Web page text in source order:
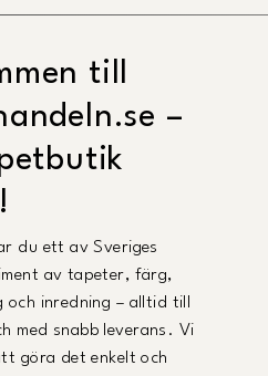
till
–
du ett av Sveriges
av tapeter, färg,
och inredning – alltid till
med snabb leverans. Vi
göra det enkelt och